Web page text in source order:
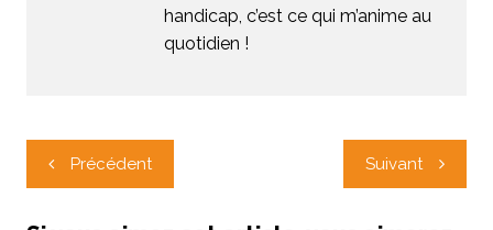
handicap, c’est ce qui m’anime au
quotidien !
Navigation
de
l’article
Précédent Suivant